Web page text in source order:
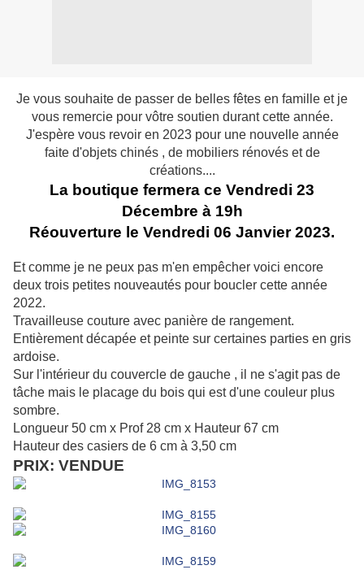
Je vous souhaite de passer de belles fêtes en famille et je
vous remercie pour vôtre soutien durant cette année.
J'espère vous revoir en 2023 pour une nouvelle année
faite d'objets chinés , de mobiliers rénovés et de
créations....
La boutique fermera ce Vendredi 23
Décembre à 19h
Réouverture le Vendredi 06 Janvier 2023.
Et comme je ne peux pas m'en empêcher voici encore
deux trois petites nouveautés pour boucler cette année
2022.
Travailleuse couture avec panière de rangement.
Entièrement décapée et peinte sur certaines parties en gris
ardoise.
Sur l'intérieur du couvercle de gauche , il ne s'agit pas de
tâche mais le placage du bois qui est d'une couleur plus
sombre.
Longueur 50 cm x Prof 28 cm x Hauteur 67 cm
Hauteur des casiers de 6 cm à 3,50 cm
PRIX: VENDUE